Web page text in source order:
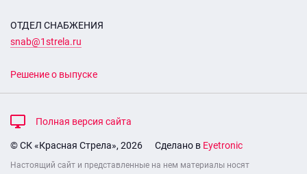
ОТДЕЛ СНАБЖЕНИЯ
snab@1strela.ru
Решение о выпуске
Полная версия сайта
© СК «Красная Стрела», 2026 Сделано в Eyetronic
Настоящий сайт и представленные на нем материалы носят